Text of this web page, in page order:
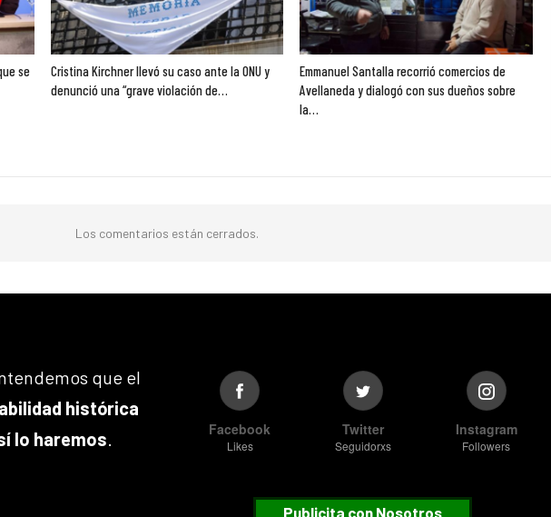
se
Cristina Kirchner llevó su caso ante la ONU y
denunció una “grave violación de…
Emmanuel Santalla recorrió comercios de
Avellaneda y dialogó con sus dueños sobre
la…
Los comentarios están cerrados.
que el
histórica
lo haremos. Facebook
Likes
Twitter
Seguidorxs
Instagram
Followers
Publicita con Nosotros